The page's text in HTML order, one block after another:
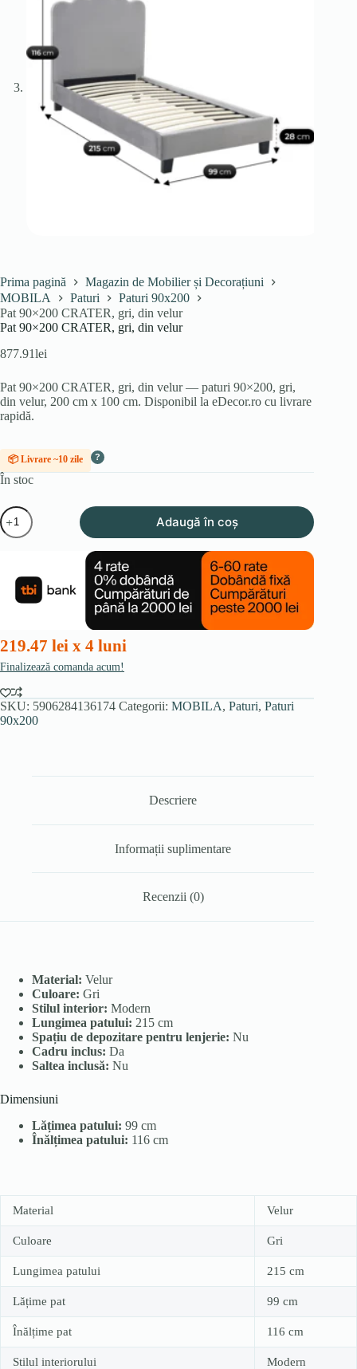
Prima pagină
Magazin de Mobilier și Decorațiuni
MOBILA
Paturi
Paturi 90x200
Pat 90×200 CRATER, gri, din velur
Pat 90×200 CRATER, gri, din velur
877.91lei
Pat 90×200 CRATER, gri, din velur — paturi 90×200, gri,
din velur, 200 cm x 100 cm. Disponibil la eDecor.ro cu livrare
rapidă.
📦 Livrare ~10 zile ?
În stoc
Cantitate
Pat
90x200
velur
Adaugă în coș
219.47 lei x 4 luni
Finalizează comanda acum!
SKU: 5906284136174 Categorii: MOBILA, Paturi, Paturi
90x200
Descriere
Informații suplimentare
Recenzii (0)
Material: Velur
Culoare: Gri
Stilul interior: Modern
Lungimea patului: 215 cm
Spațiu de depozitare pentru lenjerie: Nu
Cadru inclus: Da
Saltea inclusă: Nu
Dimensiuni
Lățimea patului: 99 cm
Înălțimea patului: 116 cm
Material Velur
Culoare Gri
Lungimea patului 215 cm
Lățime pat 99 cm
Înălțime pat 116 cm
Stilul interiorului Modern